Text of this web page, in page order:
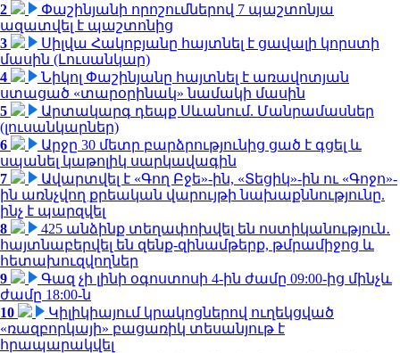
2
Փաշինյանի որոշումներով 7 պաշտոնյա
ազատվել է պաշտոնից
3
Սիլվա Հակոբյանը հայտնել է ցավալի կորստի
մասին (Լուսանկար)
4
Նիկոլ Փաշինյանը հայտնել է առավոտյան
ստացած «տարօրինակ» նամակի մասին
5
Արտակարգ դեպք Սևանում. Մանրամասներ
(լուսանկարներ)
6
Արջը 30 մետր բարձրությունից ցած է գցել և
սպանել կաթոլիկ սարկավագին
7
Ավարտվել է «Գող Բջե»-ին, «Տեցիկ»-ին ու «Գոջո»-
ին առնչվող քրեական վարույթի նախաքննությունը.
ինչ է պարզվել
8
425 անձինք տեղափոխվել են ոստիկանություն․
հայտնաբերվել են զենք-զինամթերք, թմրամիջոց և
հետախուզվողներ
9
Գազ չի լինի օգոստոսի 4-ին ժամը 09:00-ից մինչև
ժամը 18:00-ն
10
Կիլիկիայում կրակոցներով ուղեկցված
«ռազբորկայի» բացառիկ տեսանյութ է
հրապարակվել